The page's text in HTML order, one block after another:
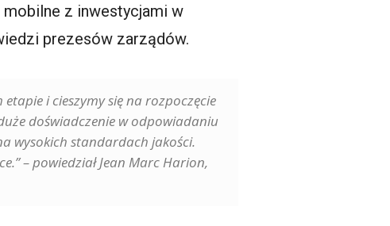
mobilne z inwestycjami w
prezesów zarządów.
i cieszymy się na rozpoczęcie
doświadczenie w odpowiadaniu
wysokich standardach jakości.
– powiedział Jean Marc Harion,